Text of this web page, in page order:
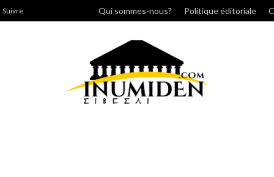
Suivre Qui sommes-nous? Politique éditoriale